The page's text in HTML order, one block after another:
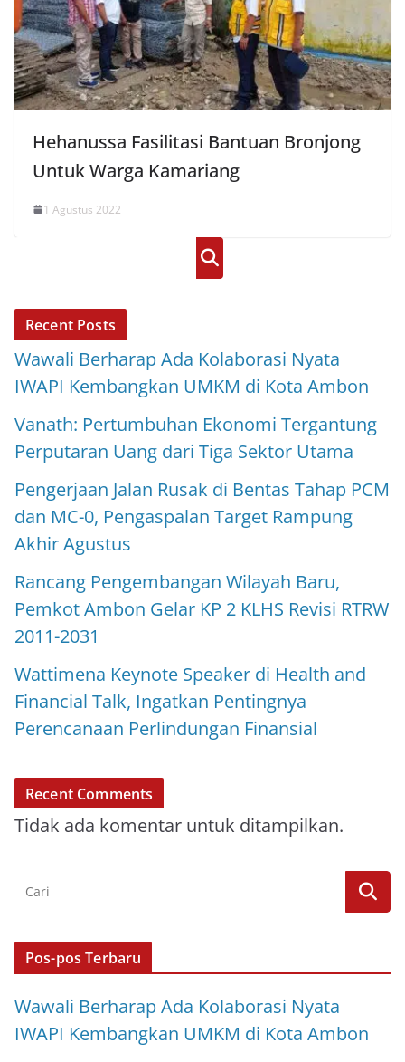
Hehanussa Fasilitasi Bantuan Bronjong
Untuk Warga Kamariang
1 Agustus 2022
Cari
Recent Posts
Wawali Berharap Ada Kolaborasi Nyata
IWAPI Kembangkan UMKM di Kota Ambon
Vanath: Pertumbuhan Ekonomi Tergantung
Perputaran Uang dari Tiga Sektor Utama
Pengerjaan Jalan Rusak di Bentas Tahap PCM
dan MC-0, Pengaspalan Target Rampung
Akhir Agustus
Rancang Pengembangan Wilayah Baru,
Pemkot Ambon Gelar KP 2 KLHS Revisi RTRW
2011-2031
Wattimena Keynote Speaker di Health and
Financial Talk, Ingatkan Pentingnya
Perencanaan Perlindungan Finansial
Recent Comments
Tidak ada komentar untuk ditampilkan.
Pos-pos Terbaru
Wawali Berharap Ada Kolaborasi Nyata
IWAPI Kembangkan UMKM di Kota Ambon